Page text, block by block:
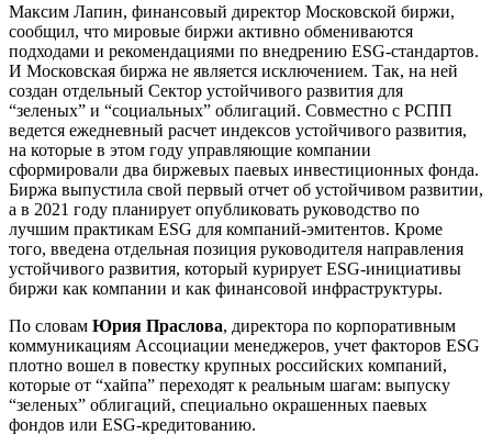
Максим Лапин, финансовый директор Московской биржи,
сообщил, что мировые биржи активно обмениваются
подходами и рекомендациями по внедрению ESG-стандартов.
И Московская биржа не является исключением. Так, на ней
создан отдельный Сектор устойчивого развития для
“зеленых” и “социальных” облигаций. Совместно с РСПП
ведется ежедневный расчет индексов устойчивого развития,
на которые в этом году управляющие компании
сформировали два биржевых паевых инвестиционных фонда.
Биржа выпустила свой первый отчет об устойчивом развитии,
а в 2021 году планирует опубликовать руководство по
лучшим практикам ESG для компаний-эмитентов. Кроме
того, введена отдельная позиция руководителя направления
устойчивого развития, который курирует ESG-инициативы
биржи как компании и как финансовой инфраструктуры.
По словам Юрия Праслова, директора по корпоративным
коммуникациям Ассоциации менеджеров, учет факторов ESG
плотно вошел в повестку крупных российских компаний,
которые от “хайпа” переходят к реальным шагам: выпуску
“зеленых” облигаций, специально окрашенных паевых
фондов или ESG-кредитованию.